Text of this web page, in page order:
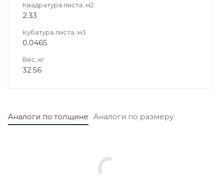
Квадратура листа, м2
2.33
Кубатура листа, м3
0.0465
Вес, кг
32.56
Аналоги по толщине Аналоги по размеру